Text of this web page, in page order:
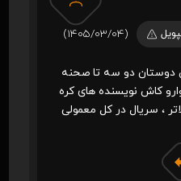
(1405/03/04)
دوستان دو سه تا صحنه
کاش نویسنده های کره
، سریال در کل معمولی